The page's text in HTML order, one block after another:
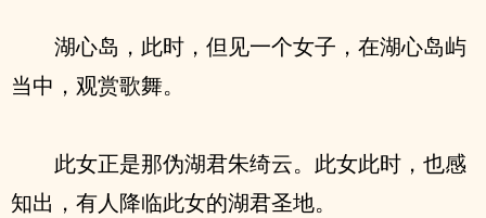
湖心岛，此时，但见一个女子，在湖心岛屿
当中，观赏歌舞。
此女正是那伪湖君朱绮云。此女此时，也感
知出，有人降临此女的湖君圣地。